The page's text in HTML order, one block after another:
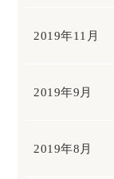
2019年11月
2019年9月
2019年8月